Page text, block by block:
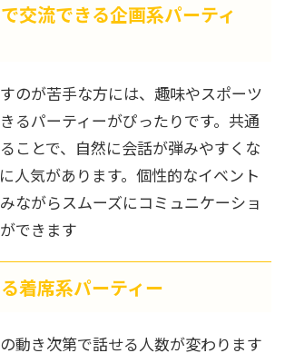
交流できる企画系パーティ
のが苦手な方には、趣味やスポーツ
るパーティーがぴったりです。共通
ことで、自然に会話が弾みやすくな
人気があります。個性的なイベント
ながらスムーズにコミュニケーショ
できます
着席系パーティー
動き次第で話せる人数が変わります